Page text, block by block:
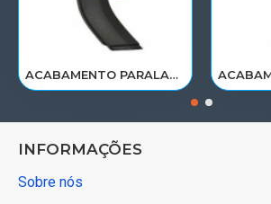
ACABAMENTO PARALAMA CABINE SCANIA NTG P/G/R/S LE PARTE TRAS 2297995
INFORMAÇÕES
Sobre nós